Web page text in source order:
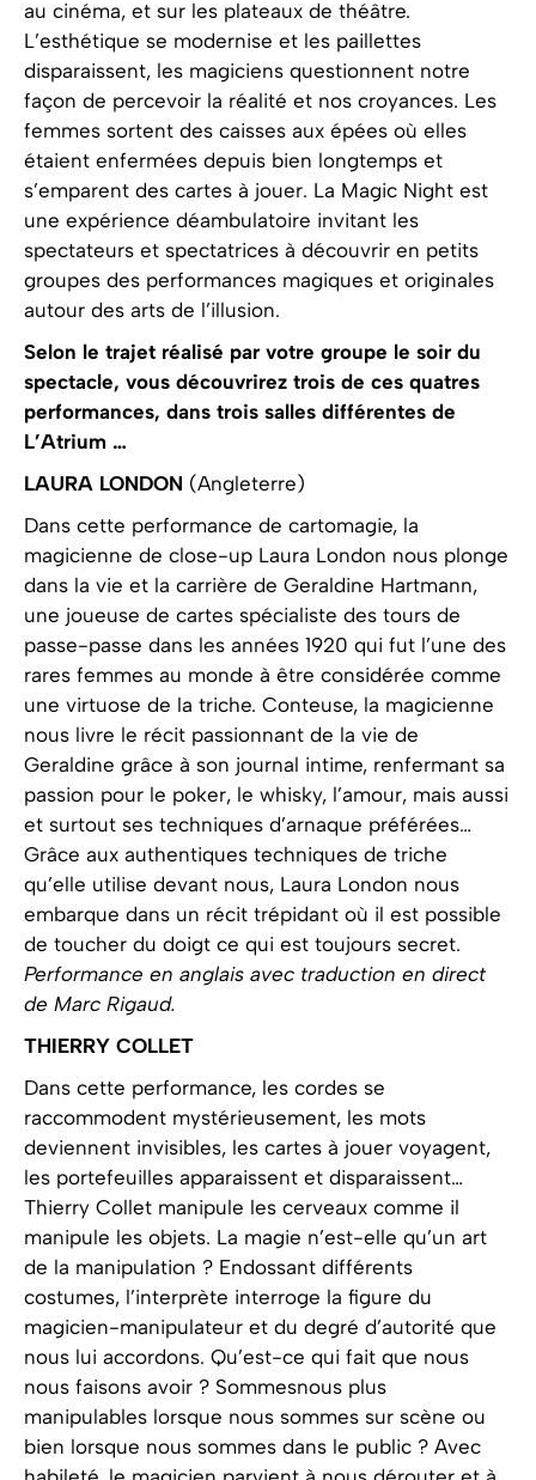
au cinéma, et sur les plateaux de théâtre.
L’esthétique se modernise et les paillettes
disparaissent, les magiciens questionnent notre
façon de percevoir la réalité et nos croyances. Les
femmes sortent des caisses aux épées où elles
étaient enfermées depuis bien longtemps et
s’emparent des cartes à jouer. La Magic Night est
une expérience déambulatoire invitant les
spectateurs et spectatrices à découvrir en petits
groupes des performances magiques et originales
autour des arts de l’illusion.
Selon le trajet réalisé par votre groupe le soir du
spectacle, vous découvrirez trois de ces quatres
performances, dans trois salles différentes de
L’Atrium …
LAURA LONDON (Angleterre)
Dans cette performance de cartomagie, la
magicienne de close-up Laura London nous plonge
dans la vie et la carrière de Geraldine Hartmann,
une joueuse de cartes spécialiste des tours de
passe-passe dans les années 1920 qui fut l’une des
rares femmes au monde à être considérée comme
une virtuose de la triche. Conteuse, la magicienne
nous livre le récit passionnant de la vie de
Geraldine grâce à son journal intime, renfermant sa
passion pour le poker, le whisky, l’amour, mais aussi
et surtout ses techniques d’arnaque préférées…
Grâce aux authentiques techniques de triche
qu’elle utilise devant nous, Laura London nous
embarque dans un récit trépidant où il est possible
de toucher du doigt ce qui est toujours secret.
Performance en anglais avec traduction en direct
de Marc Rigaud.
THIERRY COLLET
Dans cette performance, les cordes se
raccommodent mystérieusement, les mots
deviennent invisibles, les cartes à jouer voyagent,
les portefeuilles apparaissent et disparaissent…
Thierry Collet manipule les cerveaux comme il
manipule les objets. La magie n’est-elle qu’un art
de la manipulation ? Endossant différents
costumes, l’interprète interroge la figure du
magicien-manipulateur et du degré d’autorité que
nous lui accordons. Qu’est-ce qui fait que nous
nous faisons avoir ? Sommesnous plus
manipulables lorsque nous sommes sur scène ou
bien lorsque nous sommes dans le public ? Avec